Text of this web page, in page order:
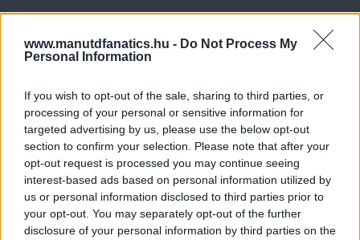
www.manutdfanatics.hu - Do Not Process My
Personal Information
If you wish to opt-out of the sale, sharing to third parties, or
processing of your personal or sensitive information for
targeted advertising by us, please use the below opt-out
section to confirm your selection. Please note that after your
opt-out request is processed you may continue seeing
interest-based ads based on personal information utilized by
us or personal information disclosed to third parties prior to
your opt-out. You may separately opt-out of the further
disclosure of your personal information by third parties on the